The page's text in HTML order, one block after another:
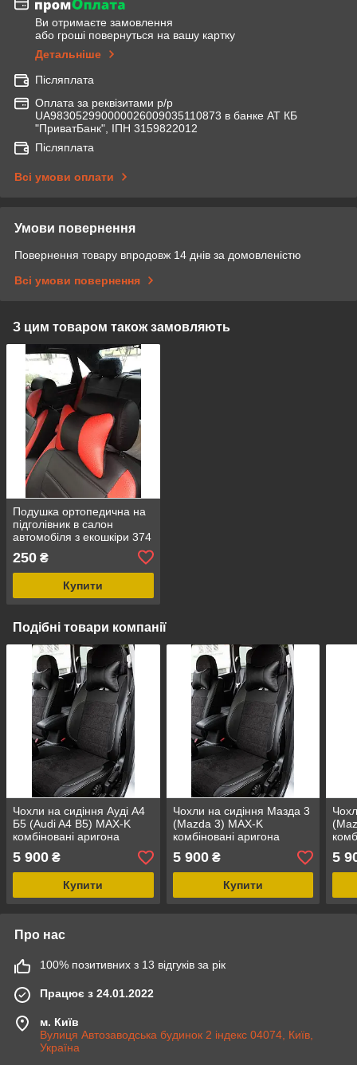
Ви отримаєте замовлення
або гроші повернуться на вашу картку
Детальніше
Післяплата
Оплата за реквізитами р/р
UA983052990000026009035110873 в банке АТ КБ
"ПриватБанк", ІПН 3159822012
Післяплата
Всі умови оплати
Умови повернення
Повернення товару впродовж 14 днів за домовленістю
Всі умови повернення
З цим товаром також замовляють
Подушка ортопедична на
підголівник в салон
автомобіля з екошкіри 374
250 ₴
Купити
Подібні товари компанії
Чохли на сидіння Ауді А4
Б5 (Audi A4 B5) MAX-K
комбіновані аригона
алькантара
5 900 ₴
Купити
Чохли на сидіння Мазда 3
(Mazda 3) MAX-K
комбіновані аригона
алькантара
5 900₴
Купити
5
Про нас
100% позитивних з 13 відгуків за рік
Працює з 24.01.2022
м. Київ
Вулиця Автозаводська будинок 2 індекс 04074, Київ,
Україна